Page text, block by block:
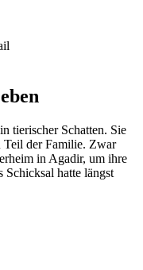
tierischer Schatten. Sie
Teil der Familie. Zwar
in Agadir, um ihre
Schicksal hatte längst